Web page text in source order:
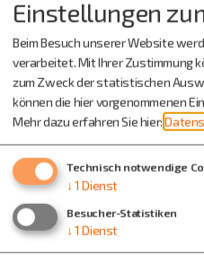
Einstellungen
Beim Besuch unserer Website
verarbeitet. Mit Ihrer Zustimmung
zum Zweck der statistischen
können die hier vorgenommenen
Mehr dazu erfahren Sie hier:
Technisch notwendige
↓ 1 Dienst
Besucher-Statistiken
↓ 1 Dienst